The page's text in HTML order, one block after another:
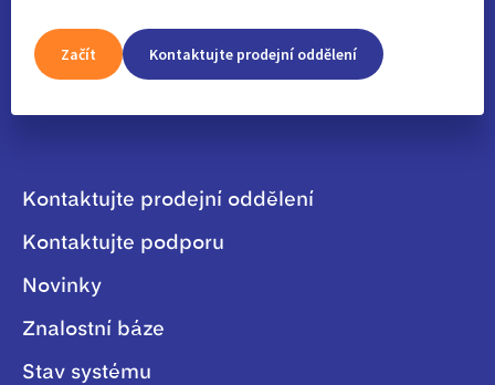
Začít Kontaktujte prodejní oddělení
Kontaktujte prodejní oddělení
Kontaktujte podporu
Novinky
Znalostní báze
Stav systému